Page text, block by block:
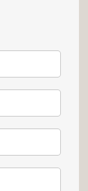
et nuit.
dont
accès
de vie à